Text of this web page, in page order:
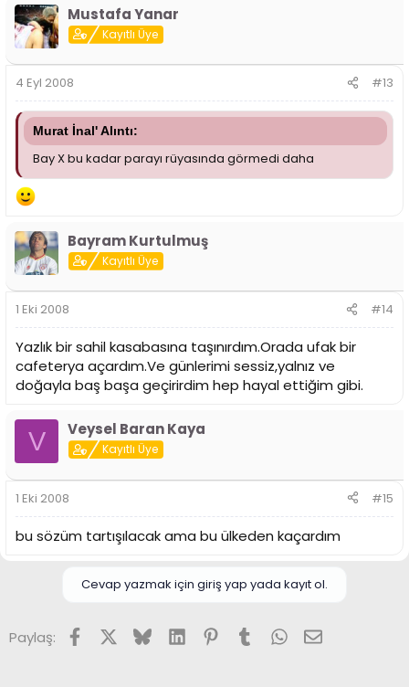
Mustafa Yanar
Kayıtlı Üye
4 Eyl 2008 #13
Murat İnal' Alıntı:
Bay X bu kadar parayı rüyasında görmedi daha
Bayram Kurtulmuş
Kayıtlı Üye
1 Eki 2008 #14
Yazlık bir sahil kasabasına taşınırdım.Orada ufak bir
cafeterya açardım.Ve günlerimi sessiz,yalnız ve
doğayla baş başa geçirirdim hep hayal ettiğim gibi.
V Veysel Baran Kaya
Kayıtlı Üye
1 Eki 2008 #15
bu sözüm tartışılacak ama bu ülkeden kaçardım
Cevap yazmak için giriş yap yada kayıt ol.
Paylaş: FacebookX (Twitter)
BlueskyLinkedInPinterest
TumblrWhatsApp
E-posta